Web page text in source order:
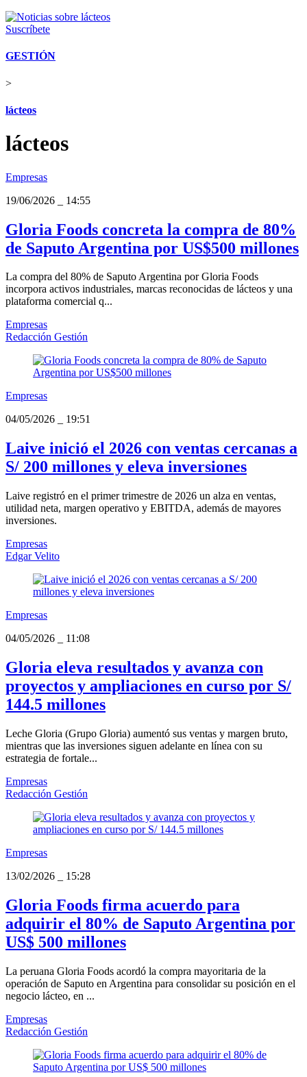
Suscríbete
GESTIÓN
>
lácteos
lácteos
Empresas
19/06/2026
14:55
Gloria Foods concreta la compra de 80%
de Saputo Argentina por US$500 millones
La compra del 80% de Saputo Argentina por Gloria Foods
incorpora activos industriales, marcas reconocidas de lácteos y una
plataforma comercial q...
Empresas
Redacción Gestión
Empresas
04/05/2026
19:51
Laive inició el 2026 con ventas cercanas a
S/ 200 millones y eleva inversiones
Laive registró en el primer trimestre de 2026 un alza en ventas,
utilidad neta, margen operativo y EBITDA, además de mayores
inversiones.
Empresas
Edgar Velito
Empresas
04/05/2026
11:08
Gloria eleva resultados y avanza con
proyectos y ampliaciones en curso por S/
144.5 millones
Leche Gloria (Grupo Gloria) aumentó sus ventas y margen bruto,
mientras que las inversiones siguen adelante en línea con su
estrategia de fortale...
Empresas
Redacción Gestión
Empresas
13/02/2026
15:28
Gloria Foods firma acuerdo para
adquirir el 80% de Saputo Argentina por
US$ 500 millones
La peruana Gloria Foods acordó la compra mayoritaria de la
operación de Saputo en Argentina para consolidar su posición en el
negocio lácteo, en ...
Empresas
Redacción Gestión